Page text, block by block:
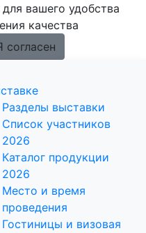
вашего удобства
качества
согласен
Разделы выставки
Список участников
2026
Каталог продукции
2026
Место и время
проведения
Гостиницы и визовая